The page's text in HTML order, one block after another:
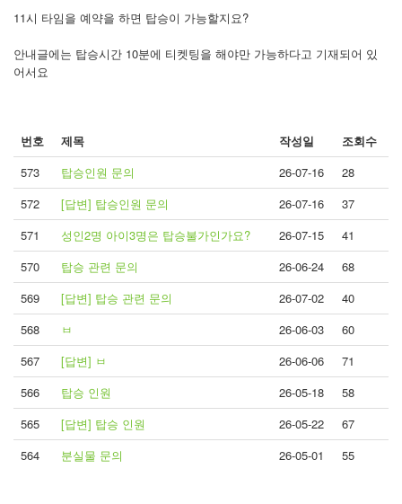
11시 타임을 예약을 하면 탑승이 가능할지요?
안내글에는 탑승시간 10분에 티켓팅을 해야만 가능하다고 기재되어 있
어서요
번호 제목 작성일
조회수
573
탑승인원 문의 26-07-16
28
572
[답변] 탑승인원 문의 26-07-16
37
571
성인2명 아이3명은 탑승불가인가요? 26-07-15
41
570
탑승 관련 문의 26-06-24
68
569
[답변] 탑승 관련 문의 26-07-02
40
568
ㅂ 26-06-03
60
567
[답변] ㅂ 26-06-06
71
566
탑승 인원 26-05-18
58
565
[답변] 탑승 인원 26-05-22
67
564
분실물 문의 26-05-01 55